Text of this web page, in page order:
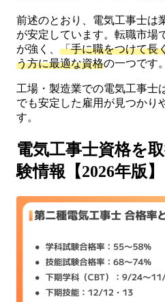
前述のとおり、電気工事士は
が安定しています。転職市場
が強く、 「手に職をつけて長
う方に最適な資格の一つです。
工場・製造業での電気工事士
でも安定した雇用が見つかり
す。
電気工事士資格を
験情報【2026年版】